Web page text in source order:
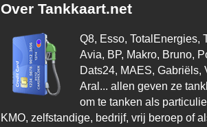
Over Tankkaart.net
Q8, Esso, TotalEnergies,
Avia, BP, Makro, Bruno,
Dats24, MAES, Gabriëls,
Aral... allen geven ze
om te tanken als
KMO, zelfstandige, bedrijf, vrij beroep of